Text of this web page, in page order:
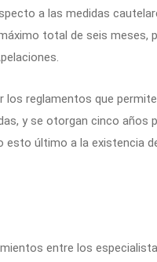
a las medidas
total de seis meses,
los reglamentos que
y se otorgan cinco años
último a la existencia
entre los